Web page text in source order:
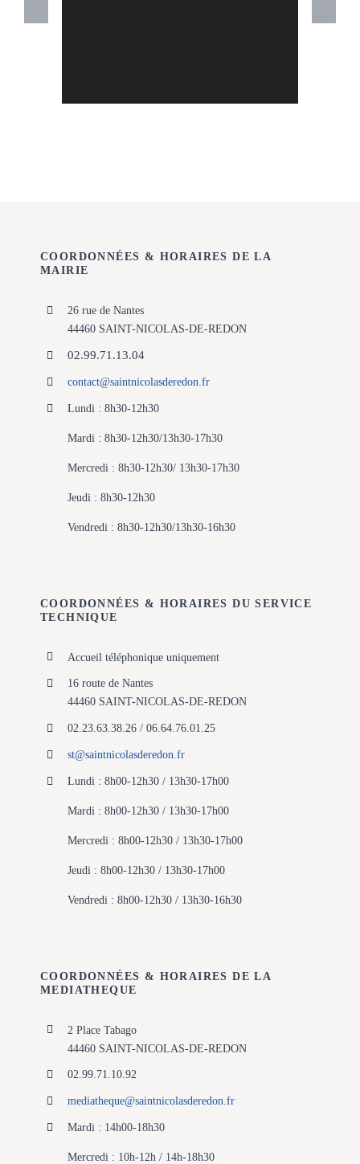
COORDONNÉES & HORAIRES DE LA
MAIRIE
26 rue de Nantes
44460 SAINT-NICOLAS-DE-REDON
02.99.71.13.04
contact@saintnicolasderedon.fr
Lundi : 8h30-12h30
Mardi : 8h30-12h30/13h30-17h30
Mercredi : 8h30-12h30/ 13h30-17h30
Jeudi : 8h30-12h30
Vendredi : 8h30-12h30/13h30-16h30
COORDONNÉES & HORAIRES DU SERVICE
TECHNIQUE
Accueil téléphonique uniquement
16 route de Nantes
44460 SAINT-NICOLAS-DE-REDON
02.23.63.38.26 / 06.64.76.01.25
st@saintnicolasderedon.fr
Lundi : 8h00-12h30 / 13h30-17h00
Mardi : 8h00-12h30 / 13h30-17h00
Mercredi : 8h00-12h30 / 13h30-17h00
Jeudi : 8h00-12h30 / 13h30-17h00
Vendredi : 8h00-12h30 / 13h30-16h30
COORDONNÉES & HORAIRES DE LA
MEDIATHEQUE
2 Place Tabago
44460 SAINT-NICOLAS-DE-REDON
02.99.71.10.92
mediatheque@saintnicolasderedon.fr
Mardi : 14h00-18h30
Mercredi : 10h-12h / 14h-18h30